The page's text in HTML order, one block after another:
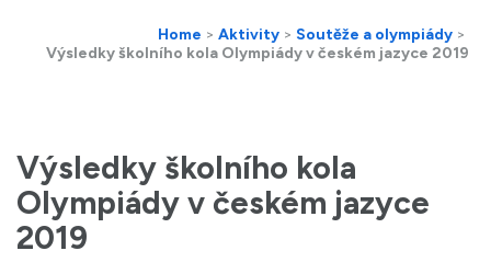
Home > Aktivity > Soutěže a olympiády >
Výsledky školního kola Olympiády v českém jazyce 2019
Výsledky školního kola
Olympiády v českém jazyce
2019